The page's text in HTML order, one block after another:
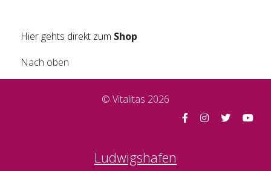
Hier gehts direkt zum Shop
Nach oben
© Vitalitas 2026
Ludwigshafen